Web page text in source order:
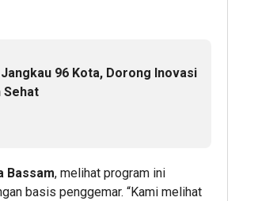
96 Kota, Dorong Inovasi
Sehat
Bassam, melihat program ini
basis penggemar. “Kami melihat